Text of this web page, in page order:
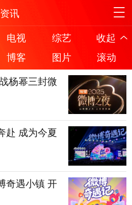
讯
电视 综艺
收起
博客 图片
滚动
杨幂三封微
赴 成为今夏
奇遇小镇 开